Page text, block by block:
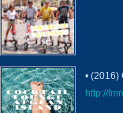
• (2016)
http://